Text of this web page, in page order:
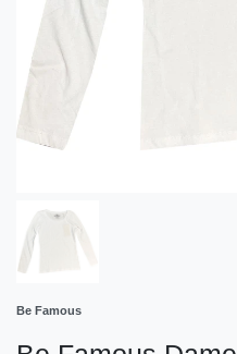
Be Famous